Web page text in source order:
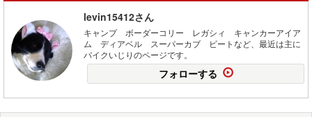
levin15412さん
キャンプ ボーダーコリー レガシィ キャンカーアイア
ム ディアベル スーパーカブ ビートなど、最近は主に
バイクいじりのページです。
フォローする